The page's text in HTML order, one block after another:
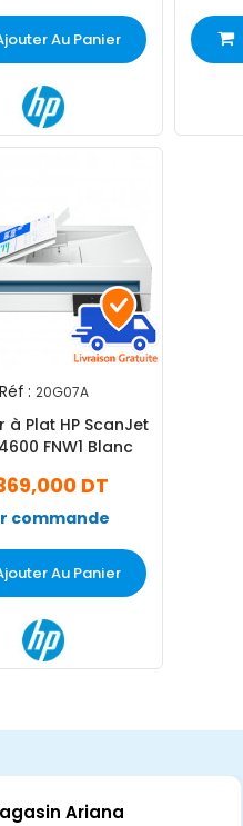
Au Panier
Réf : 20G07A
à Plat HP ScanJet
FNW1 Blanc
DT
commande
Au Panier
Ariana